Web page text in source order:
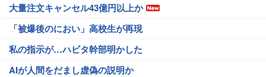
大量注文キャンセル43億円以上か
「被爆後のにおい」高校生が再現
私の指示が…ハビタ幹部明かした
AIが人間をだまし虚偽の説明か